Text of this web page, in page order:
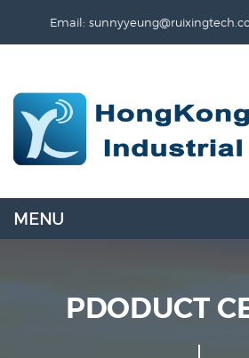
Email:
PDODUCT